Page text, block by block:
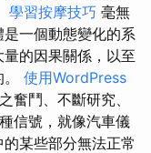
學習按摩技巧 毫無
一個動態變化的系
的因果關係，以至
使用WordPress
奮鬥、不斷研究、
信號，就像汽車儀
某些部分無法正常